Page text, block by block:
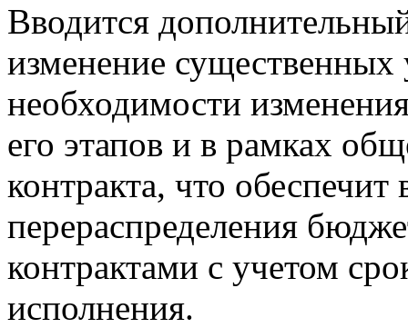
Вводится
изменение существенных
необходимости
его этапов и в рамках
контракта, что
перераспределения
контрактами с учетом
исполнения.